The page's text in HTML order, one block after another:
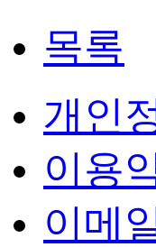
목록
개인
이용
이메